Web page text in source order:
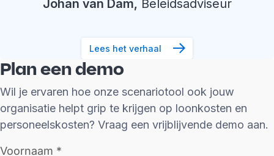
Johan van Dam, Beleidsadviseur
Lees het verhaal
Plan een demo
Wil je ervaren hoe onze scenariotool ook jouw
organisatie helpt grip te krijgen op loonkosten en
personeelskosten? Vraag een vrijblijvende demo aan.